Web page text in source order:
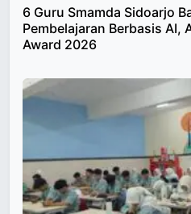
6 Guru Smamda Sidoarjo
Pembelajaran Berbasis AI,
Award 2026